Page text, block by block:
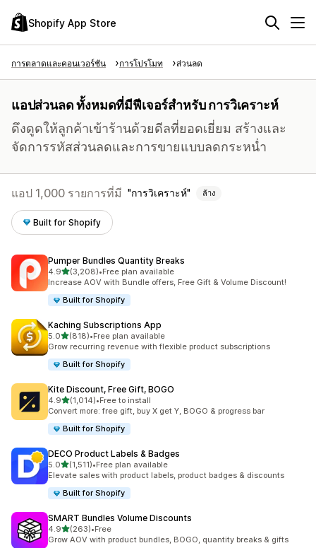
Shopify App Store
การตลาดและคอนเวอร์ชัน การโปรโมท ส่วนลด
แอปส่วนลด ทั้งหมดที่มีฟีเจอร์สำหรับ การวิเคราะห์
ดึงดูดให้ลูกค้าเข้าร้านด้วยดีลที่ยอดเยี่ยม สร้างและ
จัดการรหัสส่วนลดและการขายแบบลดกระหน่ำ
แอป 1,000 รายการที่มี การวิเคราะห์ ล้าง
Built for Shopify
Pumper Bundles Quantity Breaks
4.9เต็ม 5 ดาว
(3,208)
ทั้งหมด 3208 รีวิว
•Free plan available
Increase AOV with Bundle offers, Free Gift & Volume Discount!
Built for Shopify
Kaching Subscriptions App
5.0เต็ม 5 ดาว
(818)
ทั้งหมด 818 รีวิว
•Free plan available
Grow recurring revenue with flexible product subscriptions
Built for Shopify
Kite Discount, Free Gift, BOGO
4.9เต็ม 5 ดาว
(1,014)
ทั้งหมด 1014 รีวิว
•Free to install
Convert more: free gift, buy X get Y, BOGO & progress bar
Built for Shopify
DECO Product Labels & Badges
5.0เต็ม 5 ดาว
(1,511)
ทั้งหมด 1511 รีวิว
•Free plan available
Elevate sales with product labels, product badges & discounts
Built for Shopify
SMART Bundles Volume Discounts
4.9เต็ม 5 ดาว
(263)
ทั้งหมด 263 รีวิว
•Free
Grow AOV with product bundles, BOGO, quantity breaks & gifts